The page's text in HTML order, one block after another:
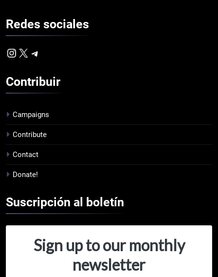
Redes sociales
Instagram
Contribuir
Campaigns
Contribute
Contact
Donate!
Suscripción al boletín
Sign up to our monthly
newsletter